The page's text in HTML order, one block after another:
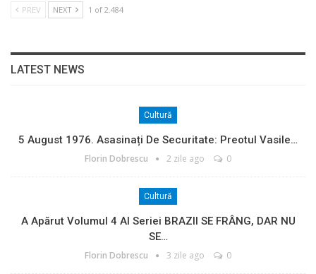
PREV NEXT 1 of 2.484
LATEST NEWS
Cultură
5 August 1976. Asasinați De Securitate: Preotul Vasile…
Florin Dobrescu 2 zile ago 0
Cultură
A Apărut Volumul 4 Al Seriei BRAZII SE FRÂNG, DAR NU
SE…
Florin Dobrescu 3 zile ago 0